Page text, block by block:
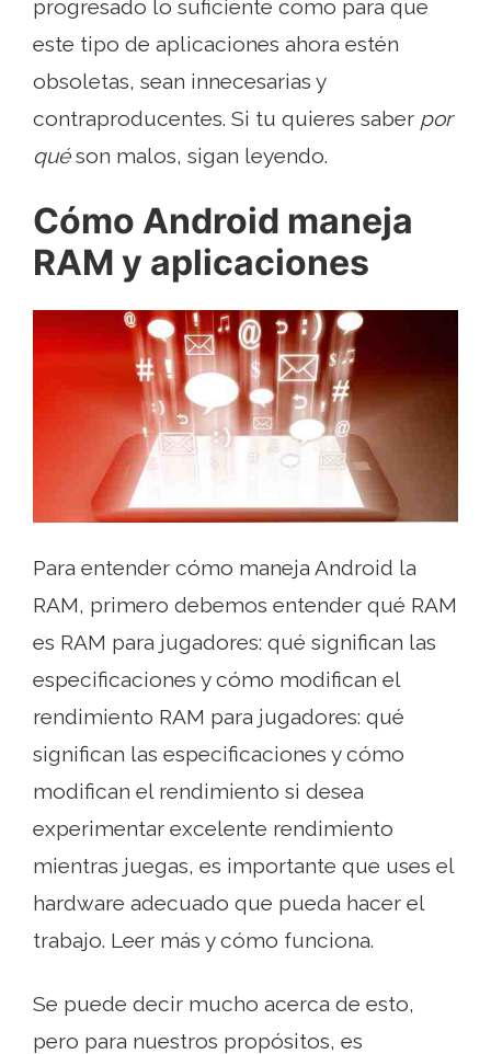
progresado lo suficiente como para que
este tipo de aplicaciones ahora estén
obsoletas, sean innecesarias y
contraproducentes. Si tu quieres saber por
quéson malos, sigan leyendo.
Cómo Android maneja
RAM y aplicaciones
Para entender cómo maneja Android la
RAM, primero debemos entender qué RAM
es RAM para jugadores: qué significan las
especificaciones y cómo modifican el
rendimiento RAM para jugadores: qué
significan las especificaciones y cómo
modifican el rendimiento si desea
experimentar excelente rendimiento
mientras juegas, es importante que uses el
hardware adecuado que pueda hacer el
trabajo. Leer más y cómo funciona.
Se puede decir mucho acerca de esto,
pero para nuestros propósitos, es